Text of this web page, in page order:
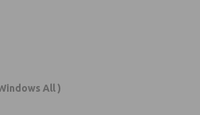
All )